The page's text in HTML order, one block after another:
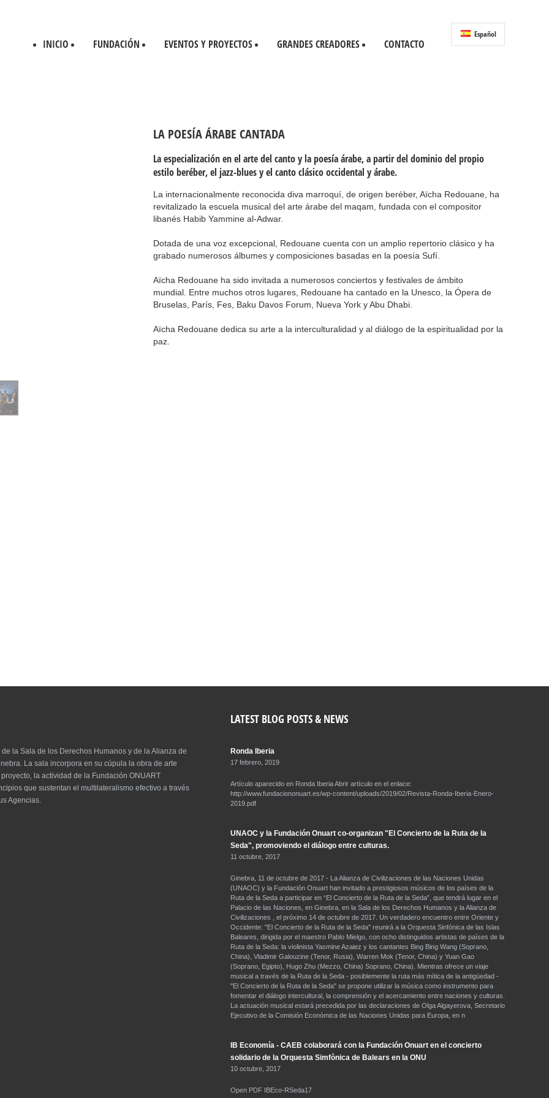
INICIO FUNDACIÓN EVENTOS Y PROYECTOS GRANDES CREADORES CONTACTO
Español
LA POESÍA ÁRABE CANTADA
La especialización en el arte del canto y la poesía árabe, a partir del dominio del propio
estilo beréber, el jazz-blues y el canto clásico occidental y árabe.
La internacionalmente reconocida diva marroquí, de origen beréber, Aïcha Redouane, ha
revitalizado la escuela musical del arte árabe del maqam, fundada con el compositor
libanés Habib Yammine al-Adwar.
Dotada de una voz excepcional, Redouane cuenta con un amplio repertorio clásico y ha
grabado numerosos álbumes y composiciones basadas en la poesía Sufí.
Aïcha Redouane ha sido invitada a numerosos conciertos y festivales de ámbito
mundial. Entre muchos otros lugares, Redouane ha cantado en la Unesco, la Ópera de
Bruselas, París, Fes, Baku Davos Forum, Nueva York y Abu Dhabi.
Aïcha Redouane dedica su arte a la interculturalidad y al diálogo de la espiritualidad por la
paz.
la Sala de los Derechos Humanos y de la Alianza de
La sala incorpora en su cúpula la obra de arte
la actividad de la Fundación ONUART
que sustentan el multilateralismo efectivo a través
Agencias.
LATEST BLOG POSTS & NEWS
Ronda Iberia
17 febrero, 2019
Artículo aparecido en Ronda Iberia Abrir artículo en el enlace:
http://www.fundaciononuart.es/wp-content/uploads/2019/02/Revista-Ronda-Iberia-Enero-
2019.pdf
UNAOC y la Fundación Onuart co-organizan "El Concierto de la Ruta de la
Seda", promoviendo el diálogo entre culturas.
11 octubre, 2017
Ginebra, 11 de octubre de 2017 - La Alianza de Civilizaciones de las Naciones Unidas
(UNAOC) y la Fundación Onuart han invitado a prestigiosos músicos de los países de la
Ruta de la Seda a participar en “El Concierto de la Ruta de la Seda”, que tendrá lugar en el
Palacio de las Naciones, en Ginebra, en la Sala de los Derechos Humanos y la Alianza de
Civilizaciones , el próximo 14 de octubre de 2017. Un verdadero encuentro entre Oriente y
Occidente: "El Concierto de la Ruta de la Seda" reunirá a la Orquesta Sinfónica de las Islas
Baleares, dirigida por el maestro Pablo Mielgo, con ocho distinguidos artistas de países de la
Ruta de la Seda: la violinista Yasmine Azaiez y los cantantes Bing Bing Wang (Soprano,
China), Vladimir Galouzine (Tenor, Rusia), Warren Mok (Tenor, China) y Yuan Gao
(Soprano, Egipto), Hugo Zhu (Mezzo, China) Soprano, China). Mientras ofrece un viaje
musical a través de la Ruta de la Seda - posiblemente la ruta más mítica de la antigüedad -
"El Concierto de la Ruta de la Seda" se propone utilizar la música como instrumento para
fomentar el diálogo intercultural, la comprensión y el acercamiento entre naciones y culturas.
La actuación musical estará precedida por las declaraciones de Olga Algayerova, Secretario
Ejecutivo de la Comisión Económica de las Naciones Unidas para Europa, en n
IB Economía - CAEB colaborará con la Fundación Onuart en el concierto
solidario de la Orquesta Simfònica de Balears en la ONU
10 octubre, 2017
Open PDF IBEco-RSeda17